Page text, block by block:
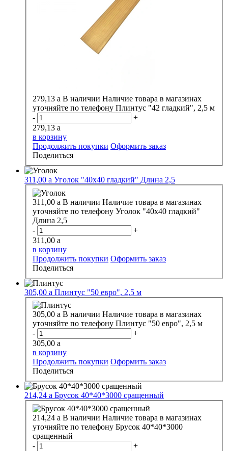
279,13 a В наличии Наличие товара в магазинах
уточняйте по телефону Плинтус "42 гладкий", 2,5 м
-
+
279,13 a
в корзину
Продолжить покупки Оформить заказ
Поделиться
311,00 a Уголок "40х40 гладкий" Длина 2,5
311,00 a В наличии Наличие товара в магазинах
уточняйте по телефону Уголок "40х40 гладкий"
Длина 2,5
-
+
311,00 a
в корзину
Продолжить покупки Оформить заказ
Поделиться
305,00 a Плинтус "50 евро", 2,5 м
305,00 a В наличии Наличие товара в магазинах
уточняйте по телефону Плинтус "50 евро", 2,5 м
-
+
305,00 a
в корзину
Продолжить покупки Оформить заказ
Поделиться
214,24 a Брусок 40*40*3000 сращенный
214,24 a В наличии Наличие товара в магазинах
уточняйте по телефону Брусок 40*40*3000
сращенный
-
+